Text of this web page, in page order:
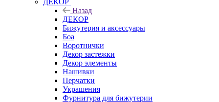
ДЕКОР
Назад
ДЕКОР
Бижутерия и аксессуары
Боа
Воротнички
Декор застежки
Декор элементы
Нашивки
Перчатки
Украшения
Фурнитура для бижутерии